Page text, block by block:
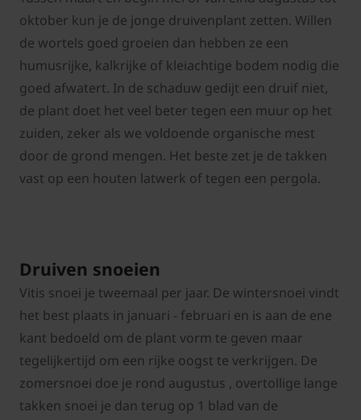
oktober kun je de jonge druivenplant zetten. Willen
de wortels goed groeien dan hebben ze een
humusrijke, kalkrijke of kleiachtige bodem nodig die
goed afwatert. In de schaduw gedijt een druif niet,
de plant doet het veel beter tegen een muur op het
zuiden, zeker als we voldoende organische mest
door de grond mengen. Het beste zet je de takken
vast op een houten latwerk of tegen een pergola.
Druiven snoeien
Vitis snoei je tweemaal per jaar. De wintersnoei vindt
het best plaats in januari - februari en is aan de ene
kant bedoeld om de plant vorm te geven maar
tegelijkertijd om een rijke oogst te verkrijgen. De
zomersnoei doe je rond augustus , overtollige lange
takken snoei je dan terug op 1 blad van de